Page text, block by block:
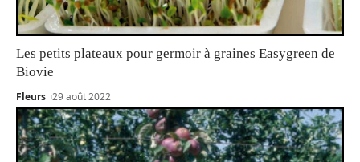
Les petits plateaux pour germoir à graines Easygreen de
Biovie
Fleurs 29 août 2022